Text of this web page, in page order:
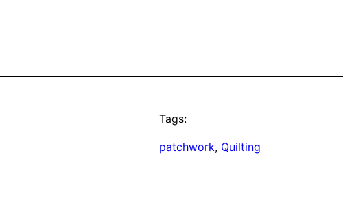
Tags:
patchwork, Quilting